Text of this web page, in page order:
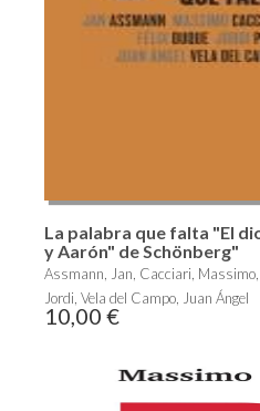
La palabra que falta "El
y Aarón" de Schönberg"
Assmann, Jan, Cacciari, Massimo,
Jordi, Vela del Campo, Juan Ángel
10,00 €